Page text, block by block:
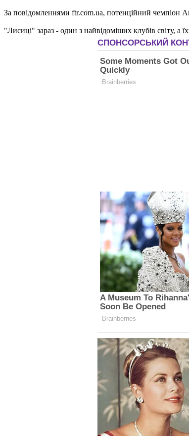
За повідомленнями ftr.com.ua, потенційний чемпіон
"Лисиці" зараз - один з найвідоміших клубів світу, а